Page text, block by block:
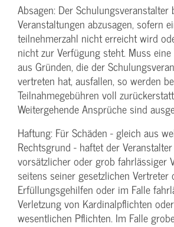
Absagen: Der Schulungs­veranstalter
Veranstaltungen abzusagen, sofern
teilnehmerzahl nicht erreicht wird
nicht zur Verfügung steht. Muss
aus Gründen, die der
vertreten hat, ausfallen, so werden
Teilnahme­gebühren voll
Weitergehende Ansprüche sind
Haftung: Für Schäden - gleich aus
Rechtsgrund - haftet der
vorsätzlicher oder grob fahrlässiger
seitens seiner gesetzlichen Vertreter
Erfüllungsgehilfen oder im Falle
Verletzung von Kardinalpflichten
wesentlichen Pflichten. Im Falle